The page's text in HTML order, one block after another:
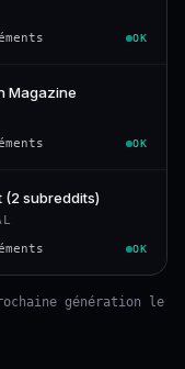
OK
Magazine
OK
(2 subreddits)
OK
génération le